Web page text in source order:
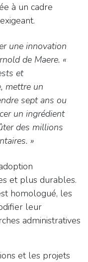
à un cadre
une innovation
de Maere. «
et
mettre un
sept ans ou
un ingrédient
des millions
. »
et plus durables.
homologué, les
leur
administratives
et les projets